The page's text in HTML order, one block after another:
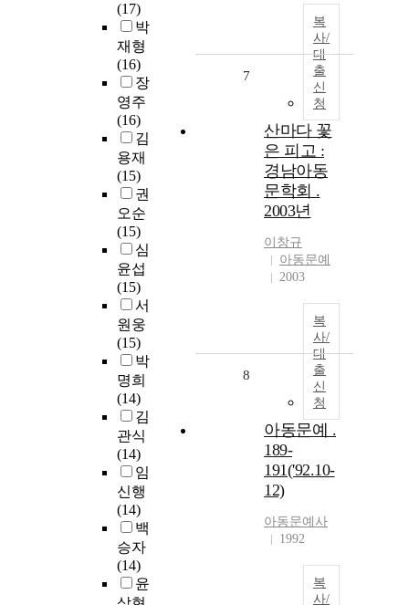
(17)
박
재형
(16)
장
영주
(16)
김
용재
(15)
권
오순
(15)
심
윤섭
(15)
서
원웅
(15)
박
명희
(14)
김
관식
(14)
임
신행
(14)
백
승자
(14)
윤
복
사/
대
출
신
청
7
산마다 꽃
은 피고 :
경남아동
문학회 .
2003년
이창규
아동문예
2003
복
사/
대
출
신
청
8
아동문예 .
189-
191('92.10-
12)
아동문예사
1992
복
사/